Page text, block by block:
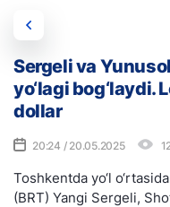
Sergeli va
yo‘lagi bog‘laydi.
dollar
20:24 / 20.05.2025
Toshkentda yo‘l
(BRT) Yangi Sergeli,